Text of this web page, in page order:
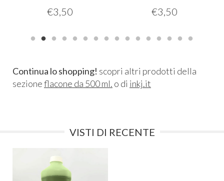
€3,50 €3,50
Continua lo shopping! scopri altri prodotti della
sezioneflacone da 500 ml. o di inkj.it
VISTI DI RECENTE